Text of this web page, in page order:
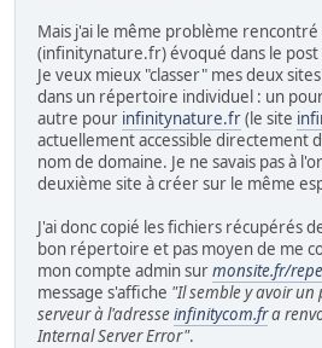
Mais j'ai le même problème
(infinitynature.fr) évoqué dans le post
Je veux mieux "classer" mes deux
dans un répertoire individuel : un
autre pour infinitynature.fr(le site
actuellement accessible directement
nom de domaine. Je ne savais pas à
deuxième site à créer sur le même
J'ai donc copié les fichiers récupérés
bon répertoire et pas moyen de me
mon compte admin surmonsite.fr/
message s'affiche "Il semble y avoir un
serveur à l'adresseinfinitycom.fra
Internal Server Error".